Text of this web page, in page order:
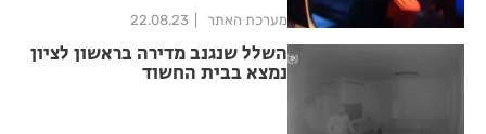
מערכת האתר 22.08.23
השלל שנגנב מדירה בראשון לציון
נמצא בבית החשוד